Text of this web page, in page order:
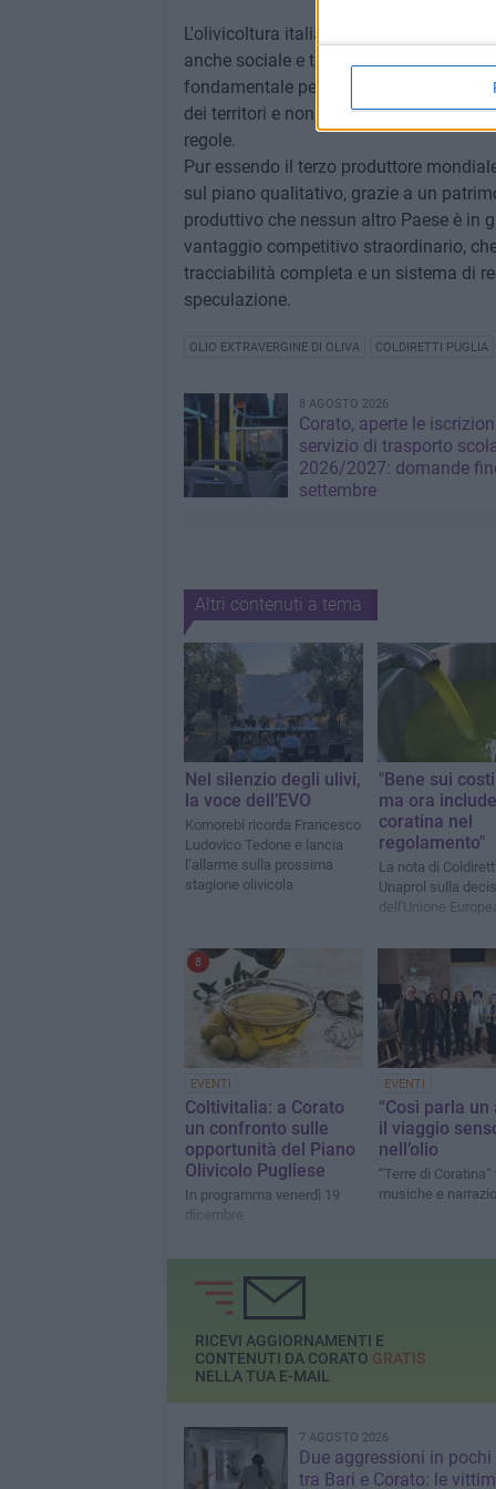
L'olivicoltura italiana resta un
anche sociale e territoriale. Con circa
fondamentale per le aree interne e più
dei territori e non può essere lasciato
regole.
Pur essendo il terzo produttore
sul piano qualitativo, grazie a un
produttivo che nessun altro Paese è in
vantaggio competitivo straordinario,
tracciabilità completa e un sistema di
speculazione.
OLIO EXTRAVERGINE DI OLIVA COLDIRETTI PUGLIA
8 AGOSTO 2026
Corato, aperte le
servizio di trasporto
2026/2027: domande
settembre
Altri contenuti a tema
Nel silenzio degli ulivi,
la voce dell’EVO
Komorebi ricorda Francesco
Ludovico Tedone e lancia
l’allarme sulla prossima
stagione olivicola
"Bene sui
ma ora
coratina nel
regolamento"
La nota di
Unaprol sulla
dell'Unione
8
EVENTI
Coltivitalia: a Corato
un confronto sulle
opportunità del Piano
Olivicolo Pugliese
In programma venerdì 19
dicembre
EVENTI
“Così parla un
il viaggio
nell’olio
“Terre di Coratina”
musiche e
RICEVI AGGIORNAMENTI E
CONTENUTI DA CORATO GRATIS
NELLA TUA E-MAIL
7 AGOSTO 2026
Due aggressioni in pochi
tra Bari e Corato: le